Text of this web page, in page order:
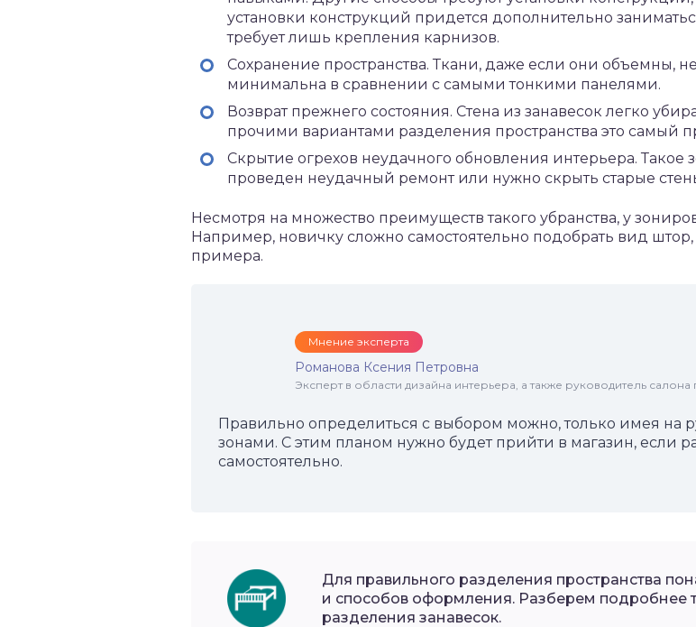
установки конструкций придется дополнительно
требует лишь крепления карнизов.
Сохранение пространства. Ткани, даже если они объемны,
минимальна в сравнении с самыми тонкими панелями.
Возврат прежнего состояния. Стена из занавесок легко
прочими вариантами разделения пространства это самый
Скрытие огрехов неудачного обновления интерьера. Такое
проведен неудачный ремонт или нужно скрыть старые
Несмотря на множество преимуществ такого убранства, у
Например, новичку сложно самостоятельно подобрать вид
примера.
Мнение эксперта
Романова Ксения Петровна
Эксперт в области дизайна интерьера, а также руководитель
Правильно определиться с выбором можно, только имея на
зонами. С этим планом нужно будет прийти в магазин, если
самостоятельно.
Для правильного разделения пространства
и способов оформления. Разберем подробнее
разделения занавесок.